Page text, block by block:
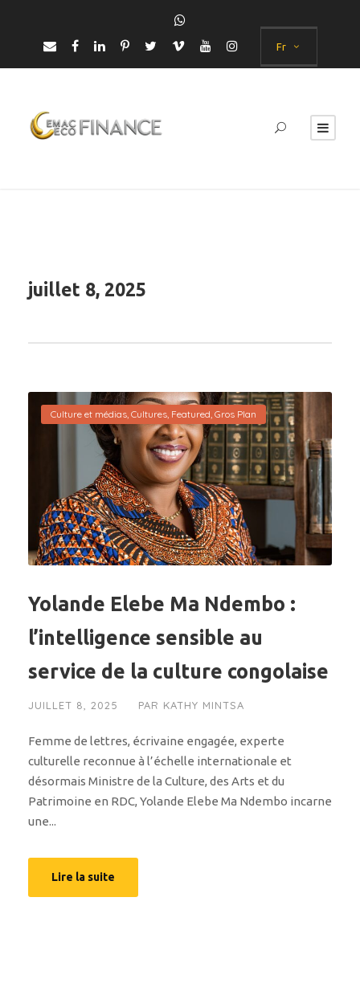
Fr
juillet 8, 2025
Culture et médias, Cultures, Featured, Gros Plan
Yolande Elebe Ma Ndembo :
l’intelligence sensible au
service de la culture congolaise
JUILLET 8, 2025 PAR KATHY MINTSA
Femme de lettres, écrivaine engagée, experte
culturelle reconnue à l’échelle internationale et
désormais Ministre de la Culture, des Arts et du
Patrimoine en RDC, Yolande Elebe Ma Ndembo incarne
une...
Lire la suite